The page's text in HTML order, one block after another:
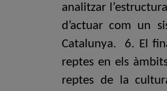
analitzar
d’actuar com un
Catalunya. 6. El
reptes en els
reptes de la